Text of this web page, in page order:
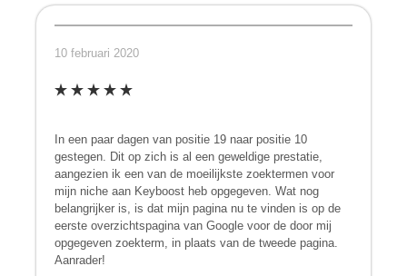
10 februari 2020
In een paar dagen van positie 19 naar positie 10
gestegen. Dit op zich is al een geweldige prestatie,
aangezien ik een van de moeilijkste zoektermen voor
mijn niche aan Keyboost heb opgegeven. Wat nog
belangrijker is, is dat mijn pagina nu te vinden is op de
eerste overzichtspagina van Google voor de door mij
opgegeven zoekterm, in plaats van de tweede pagina.
Aanrader!